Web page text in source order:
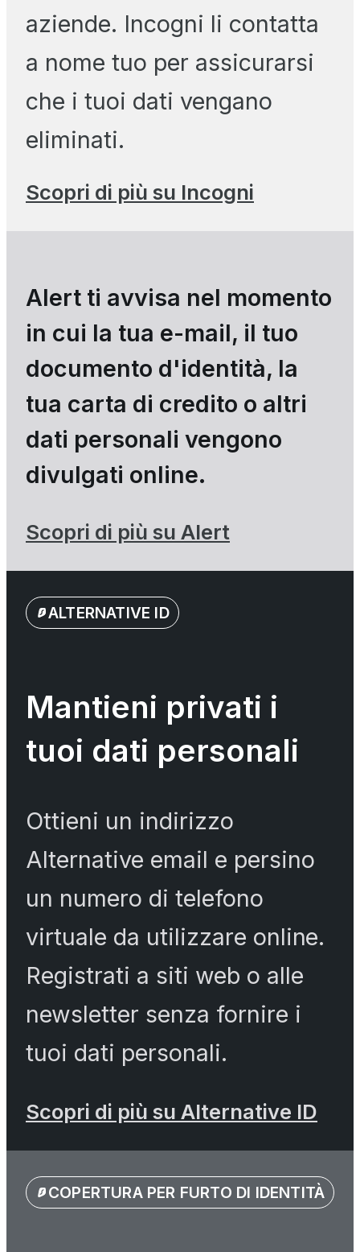
aziende. Incogni li contatta
a nome tuo per assicurarsi
che i tuoi dati vengano
eliminati.
Scopri di più su Incogni
Alert ti avvisa nel momento
in cui la tua e-mail, il tuo
documento d'identità, la
tua carta di credito o altri
dati personali vengono
divulgati online.
Scopri di più su Alert
ALTERNATIVE ID
Mantieni privati i
tuoi dati personali
Ottieni un indirizzo
Alternative email e persino
un numero di telefono
virtuale da utilizzare online.
Registrati a siti web o alle
newsletter senza fornire i
tuoi dati personali.
Scopri di più su Alternative ID
COPERTURA PER FURTO DI IDENTITÀ